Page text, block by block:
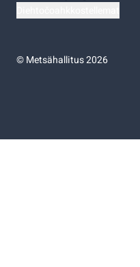
©Metsähallitus 2026